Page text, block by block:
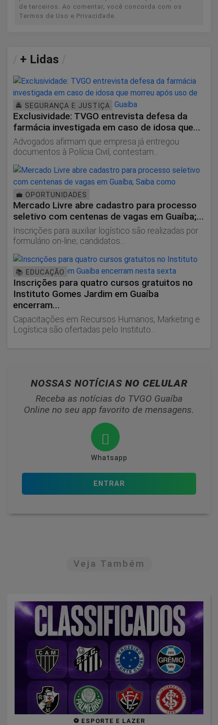
de terceiros. Ao comentar, você concorda com os
Termos de Uso e Privacidade.
+ Lidas
🚔 SEGURANÇA E JUSTIÇA
Exclusividade: TVGO entrevista defesa da
farmácia investigada em caso de idosa que...
Advogados afirmam que empresa já entregou
documentos à Polícia Civil, contestam...
💼 OPORTUNIDADES
Mercado Livre abre cadastro para processo
seletivo com centenas de vagas em Guaíba;...
Inscrições para auxiliar logístico são realizadas por
formulário on-line; candidatos...
📚 EDUCAÇÃO
Inscrições para quatro cursos gratuitos no
Instituto Gomes Jardim em Guaíba
encerram...
Capacitações em Recursos Humanos, Marketing e
Logística são ofertadas pelo Instituto...
NOSSAS NOTÍCIAS NO CELULAR
Receba as notícias do TVGO Guaíba
Online no seu app favorito de mensagens.
Whatsapp
ENTRAR
Veja Também
⚽ ESPORTE E LAZER